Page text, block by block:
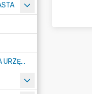
POLITYKA CIĄGŁOŚCI DZIAŁANIA URZĘDU MIASTA ŻORY